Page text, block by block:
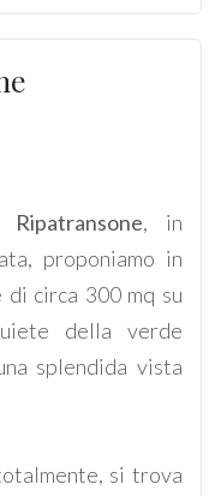
Ripatransone, in
proponiamo in
di circa 300 mq su
della verde
splendida vista
si trova